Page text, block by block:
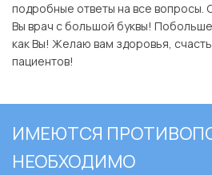
подробные ответы на все вопросы.
Вы врач с большой буквы!
как Вы! Желаю вам здоровья,
пациентов!
ИМЕЮТСЯ
НЕОБХОДИМО